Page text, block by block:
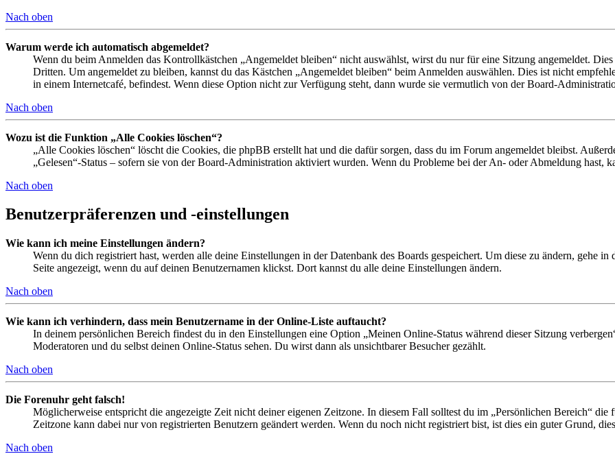
Nach oben
Warum werde ich automatisch abgemeldet?
Wenn du beim Anmelden das Kontrollkästchen „Angemeldet bleiben“ nicht auswählst, wirst du nur für eine Sitzung angemeldet.
Dritten. Um angemeldet zu bleiben, kannst du das Kästchen „Angemeldet bleiben“ beim Anmelden auswählen. Dies ist nicht
in einem Internetcafé, befindest. Wenn diese Option nicht zur Verfügung steht, dann wurde sie vermutlich von der Board-
Nach oben
Wozu ist die Funktion „Alle Cookies löschen“?
„Alle Cookies löschen“ löscht die Cookies, die phpBB erstellt hat und die dafür sorgen, dass du im Forum angemeldet bleibst.
„Gelesen“-Status – sofern sie von der Board-Administration aktiviert wurden. Wenn du Probleme bei der An- oder Abmeldung hast,
Nach oben
Benutzerpräferenzen und -einstellungen
Wie kann ich meine Einstellungen ändern?
Wenn du dich registriert hast, werden alle deine Einstellungen in der Datenbank des Boards gespeichert. Um diese zu ändern, gehe
Seite angezeigt, wenn du auf deinen Benutzernamen klickst. Dort kannst du alle deine Einstellungen ändern.
Nach oben
Wie kann ich verhindern, dass mein Benutzername in der Online-Liste auftaucht?
In deinem persönlichen Bereich findest du in den Einstellungen eine Option „Meinen Online-Status während dieser Sitzung
Moderatoren und du selbst deinen Online-Status sehen. Du wirst dann als unsichtbarer Besucher gezählt.
Nach oben
Die Forenuhr geht falsch!
Möglicherweise entspricht die angezeigte Zeit nicht deiner eigenen Zeitzone. In diesem Fall solltest du im „Persönlichen Bereich“
Zeitzone kann dabei nur von registrierten Benutzern geändert werden. Wenn du noch nicht registriert bist, ist dies ein guter Grund,
Nach oben